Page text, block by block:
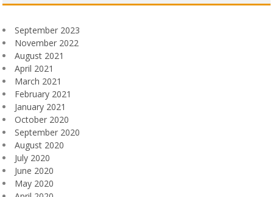
September 2023
November 2022
August 2021
April 2021
March 2021
February 2021
January 2021
October 2020
September 2020
August 2020
July 2020
June 2020
May 2020